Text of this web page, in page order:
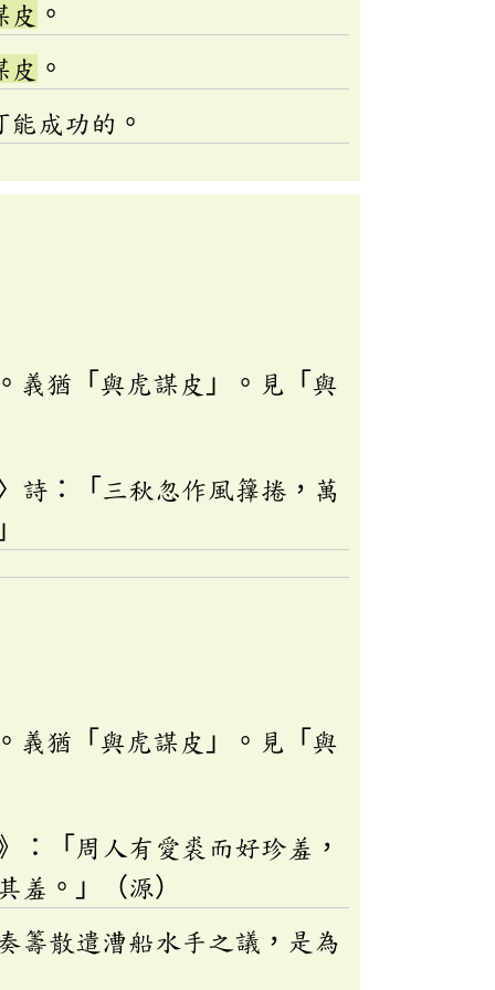
皮 。
皮 。
能成功的。
義猶「與虎謀皮」。見「與
詩：「三秋忽作風籜捲，萬
義猶「與虎謀皮」。見「與
：「周人有愛裘而好珍羞，
羞。」（源）
籌散遣漕船水手之議，是為